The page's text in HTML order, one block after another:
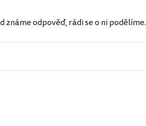
známe odpověď, rádi se o ni podělíme.